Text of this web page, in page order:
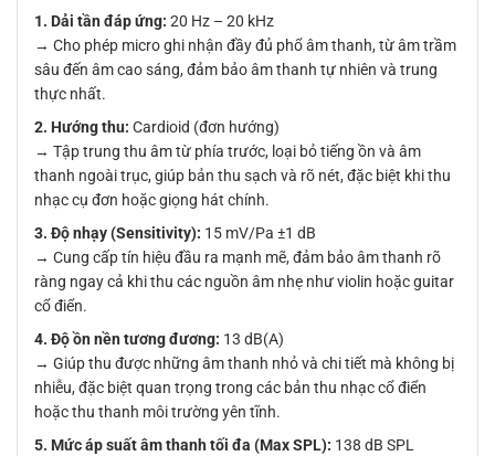
1. Dải tần đáp ứng: 20 Hz – 20 kHz
→ Cho phép micro ghi nhận đầy đủ phổ âm thanh, từ âm trầm
sâu đến âm cao sáng, đảm bảo âm thanh tự nhiên và trung
thực nhất.
2. Hướng thu: Cardioid (đơn hướng)
→ Tập trung thu âm từ phía trước, loại bỏ tiếng ồn và âm
thanh ngoài trục, giúp bản thu sạch và rõ nét, đặc biệt khi thu
nhạc cụ đơn hoặc giọng hát chính.
3. Độ nhạy (Sensitivity): 15 mV/Pa ±1 dB
→ Cung cấp tín hiệu đầu ra mạnh mẽ, đảm bảo âm thanh rõ
ràng ngay cả khi thu các nguồn âm nhẹ như violin hoặc guitar
cổ điển.
4. Độ ồn nền tương đương: 13 dB(A)
→ Giúp thu được những âm thanh nhỏ và chi tiết mà không bị
nhiễu, đặc biệt quan trọng trong các bản thu nhạc cổ điển
hoặc thu thanh môi trường yên tĩnh.
5. Mức áp suất âm thanh tối đa (Max SPL): 138 dB SPL